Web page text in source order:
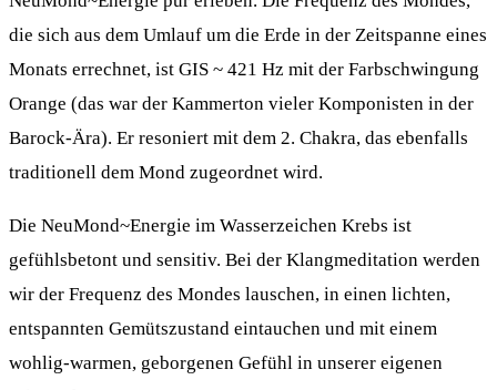
die sich aus dem Umlauf um die Erde in der Zeitspanne eines
Monats errechnet, ist GIS ~ 421 Hz mit der Farbschwingung
Orange (das war der Kammerton vieler Komponisten in der
Barock-Ära). Er resoniert mit dem 2. Chakra, das ebenfalls
traditionell dem Mond zugeordnet wird.
Die NeuMond~Energie im Wasserzeichen Krebs ist
gefühlsbetont und sensitiv. Bei der Klangmeditation werden
wir der Frequenz des Mondes lauschen, in einen lichten,
entspannten Gemütszustand eintauchen und mit einem
wohlig-warmen, geborgenen Gefühl in unserer eigenen